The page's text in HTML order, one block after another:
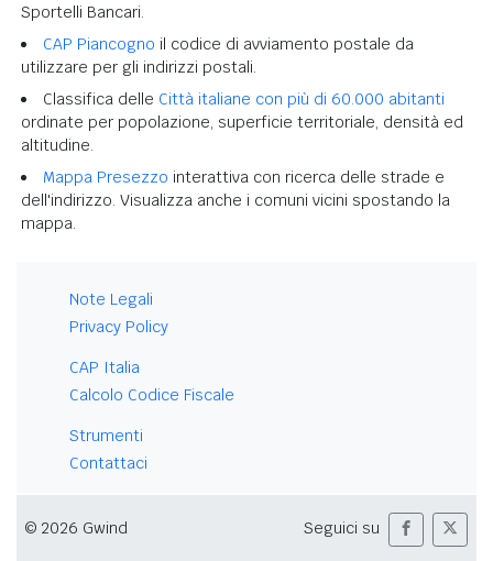
Sportelli Bancari.
CAP Piancogno il codice di avviamento postale da
utilizzare per gli indirizzi postali.
Classifica delle Città italiane con più di 60.000 abitanti
ordinate per popolazione, superficie territoriale, densità ed
altitudine.
Mappa Presezzo interattiva con ricerca delle strade e
dell'indirizzo. Visualizza anche i comuni vicini spostando la
mappa.
Note Legali
Privacy Policy
CAP Italia
Calcolo Codice Fiscale
Strumenti
Contattaci
© 2026 Gwind Seguici su